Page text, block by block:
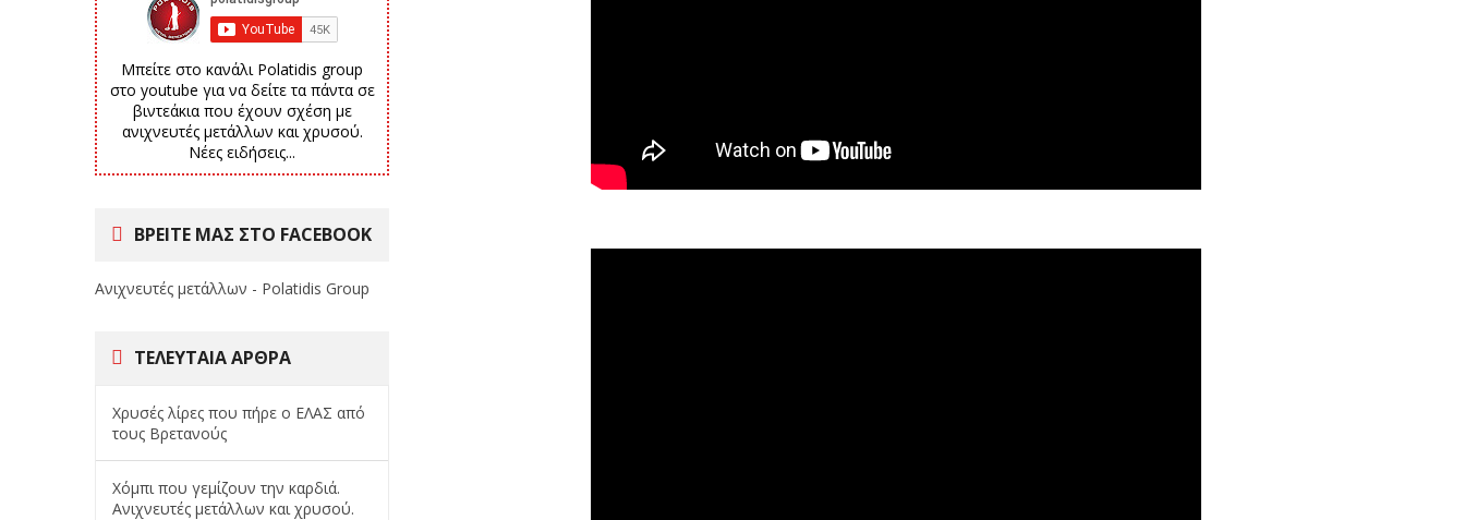
Μπείτε στο κανάλι Polatidis group
στο youtube για να δείτε τα πάντα σε
βιντεάκια που έχουν σχέση με
ανιχνευτές μετάλλων και χρυσού.
Νέες ειδήσεις...
ΒΡΕΙΤΕ ΜΑΣ ΣΤΟ FACEBOOK
Ανιχνευτές μετάλλων - Polatidis Group
ΤΕΛΕΥΤΑΊΑ ΆΡΘΡΑ
Χρυσές λίρες που πήρε ο ΕΛΑΣ από
τους Βρετανούς
Χόμπι που γεμίζουν την καρδιά.
Ανιχνευτές μετάλλων και χρυσού.